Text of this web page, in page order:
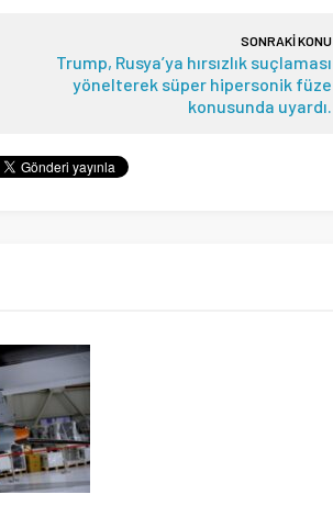
SONRAKİ KONU
Trump, Rusya’ya hırsızlık suçlaması
yönelterek süper hipersonik füze
konusunda uyardı.